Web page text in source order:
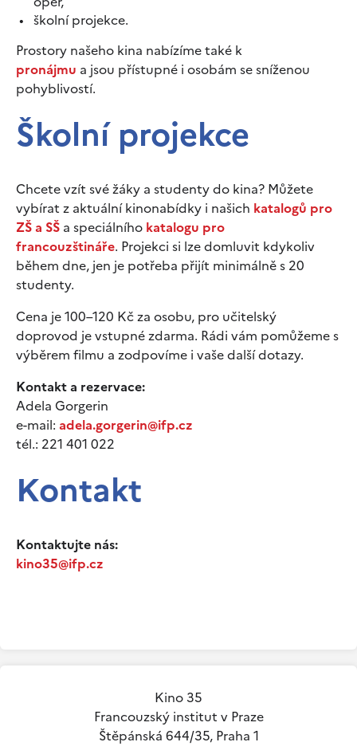
školní projekce.
Prostory našeho kina nabízíme také k
pronájmu a jsou přístupné i osobám se sníženou
pohyblivostí.
Školní projekce
Chcete vzít své žáky a studenty do kina? Můžete
vybírat z aktuální kinonabídky i našich katalogů pro
ZŠ a SŠ a speciálního katalogu pro
francouzštináře. Projekci si lze domluvit kdykoliv
během dne, jen je potřeba přijít minimálně s 20
studenty.
Cena je 100–120 Kč za osobu, pro učitelský
doprovod je vstupné zdarma. Rádi vám pomůžeme s
výběrem filmu a zodpovíme i vaše další dotazy.
Kontakt a rezervace:
Adela Gorgerin
e-mail: adela.gorgerin@ifp.cz
tél.: 221 401 022
Kontakt
Kontaktujte nás:
kino35@ifp.cz
Kino 35
Francouzský institut v Praze
Štěpánská 644/35, Praha 1